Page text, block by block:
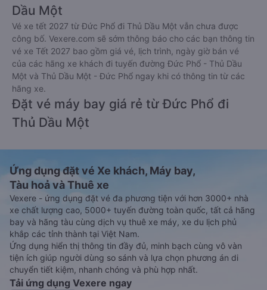
Dầu Một
Vé xe tết 2027 từ Đức Phổ đi Thủ Dầu Một vẫn chưa được
công bố. Vexere.com sẽ sớm thông báo cho các bạn thông tin
vé xe Tết 2027 bao gồm giá vé, lịch trình, ngày giờ bán vé
của các hãng xe khách đi tuyến đường Đức Phổ - Thủ Dầu
Một và Thủ Dầu Một - Đức Phổ ngay khi có thông tin từ các
hãng xe.
Đặt vé máy bay giá rẻ từ Đức Phổ đi
Thủ Dầu Một
Ứng dụng đặt vé Xe khách, Máy bay,
Tàu hoả và Thuê xe
Vexere - ứng dụng đặt vé đa phương tiện với hơn 3000+ nhà
xe chất lượng cao, 5000+ tuyến đường toàn quốc, tất cả hãng
bay và hãng tàu cùng dịch vụ thuê xe máy, xe du lịch phủ
khắp các tỉnh thành tại Việt Nam.
Ứng dụng hiển thị thông tin đầy đủ, minh bạch cùng vô vàn
tiện ích giúp người dùng so sánh và lựa chọn phương án di
chuyển tiết kiệm, nhanh chóng và phù hợp nhất.
Tải ứng dụng Vexere ngay